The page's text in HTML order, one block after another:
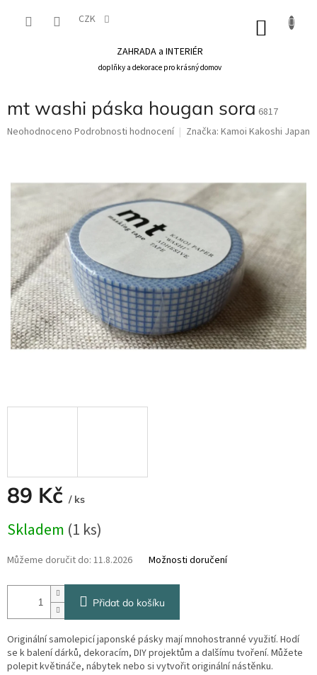
CZK
ZAHRADA a INTERIÉR
doplňky a dekorace pro krásný domov
mt washi páska hougan sora 6817
Průměrné
0,0
hvězdiček.
Neohodnoceno Podrobnosti hodnocení Značka: Kamoi Kakoshi Japan
89 Kč / ks
cena:
Skladem (1 ks)
Můžeme doručit do: 11.8.2026 Možnosti doručení
Přidat do košíku
Originální samolepicí japonské pásky mají mnohostranné využití. Hodí
se k balení dárků, dekoracím, DIY projektům a dalšímu tvoření. Můžete
polepit květináče, nábytek nebo si vytvořit originální nástěnku.